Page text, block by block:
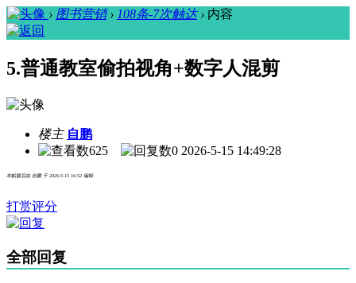
› 图书营销 › 108条-7次触达 › 内容
5.普通教室偷拍视角+数字人混剪
楼主 自鹏
625
0 2026-5-15 14:49:28
本帖最后由 自鹏 于 2026-5-15 16:52 编辑
打赏评分
全部回复